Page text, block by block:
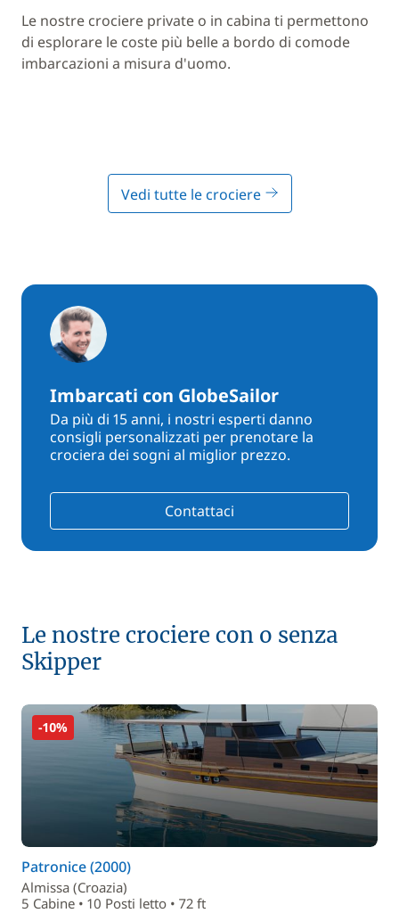
Le nostre crociere private o in cabina ti permettono
di esplorare le coste più belle a bordo di comode
imbarcazioni a misura d'uomo.
Vedi tutte le crociere
Imbarcati con GlobeSailor
Da più di 15 anni, i nostri esperti danno
consigli personalizzati per prenotare la
crociera dei sogni al miglior prezzo.
Contattaci
Le nostre crociere con o senza
Skipper
-10%
Patronice (2000)
Almissa (Croazia)
5 Cabine • 10 Posti letto • 72 ft